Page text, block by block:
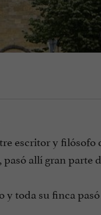
escritor y
allí gran parte
toda su finca